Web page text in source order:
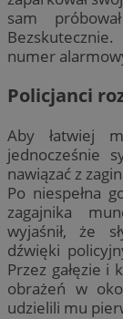
sam
numer
Policjanci
Aby łatwiej
jednocześnie
nawiązać z
Po niespełna
zagajnika
wyjaśnił, że
dźwięki
Przez gałęzie i
obrażeń w
udzielili mu